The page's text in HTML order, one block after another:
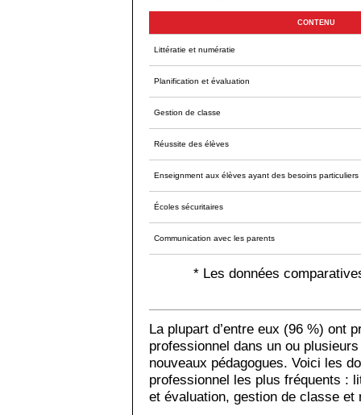
CONTENU
Littératie et numératie
Planification et évaluation
Gestion de classe
Réussite des élèves
Enseignment aux élèves ayant des besoins particuliers
Écoles sécuritaires
Communication avec les parents
* Les données
La plupart d’entre eux (96 %) ont
professionnel dans un ou
nouveaux pédagogues. Voici les
professionnel les plus fréquents :
et évaluation, gestion de classe et